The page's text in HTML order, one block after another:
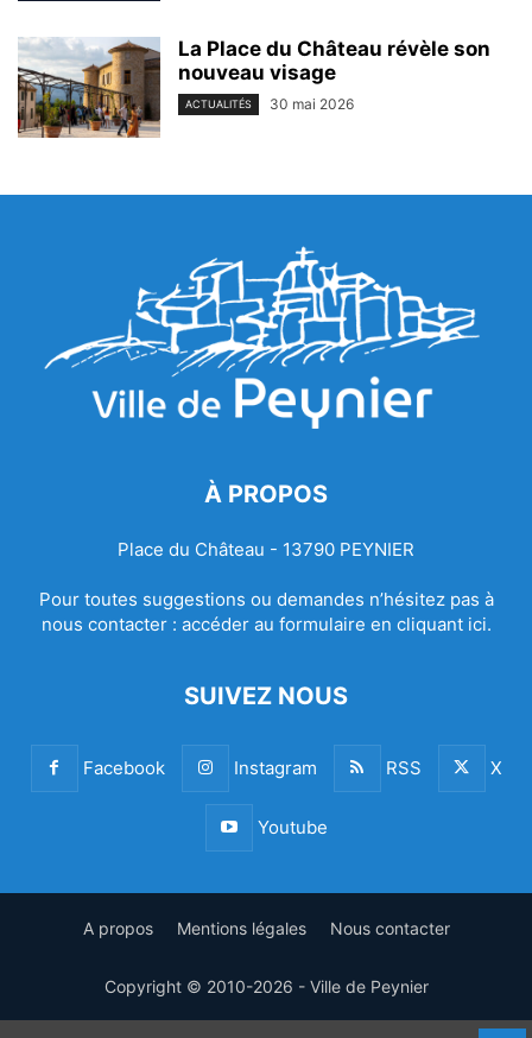
La Place du Château révèle son
nouveau visage
ACTUALITÉS 30 mai 2026
À PROPOS
Place du Château - 13790 PEYNIER
Pour toutes suggestions ou demandes n’hésitez pas à
nous contacter : accéder au formulaire en cliquant ici.
SUIVEZ NOUS
Facebook Instagram RSS X
Youtube
A propos Mentions légales Nous contacter
Copyright © 2010-2026 - Ville de Peynier